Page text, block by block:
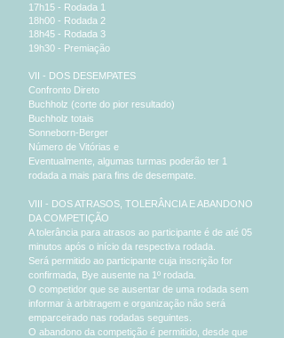
17h15 - Rodada 1
18h00 - Rodada 2
18h45 - Rodada 3
19h30 - Premiação
VII - DOS DESEMPATES
Confronto Direto
Buchholz (corte do pior resultado)
Buchholz totais
Sonneborn-Berger
Número de Vitórias e
Eventualmente, algumas turmas poderão ter 1
rodada a mais para fins de desempate.
VIII - DOS ATRASOS, TOLERÂNCIA E ABANDONO
DA COMPETIÇÃO
A tolerância para atrasos ao participante é de até 05
minutos após o início da respectiva rodada.
Será permitido ao participante cuja inscrição for
confirmada, Bye ausente na 1º rodada.
O competidor que se ausentar de uma rodada sem
informar à arbitragem e organização não será
emparceirado nas rodadas seguintes.
O abandono da competição é permitido, desde que